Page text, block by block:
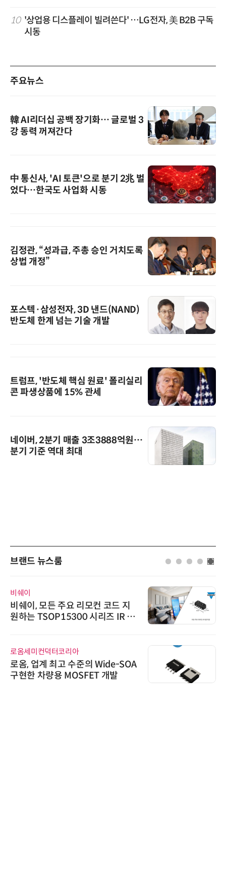
10 '상업용 디스플레이 빌려쓴다' …LG전자, 美 B2B 구독
시동
주요뉴스
韓 AI리더십 공백 장기화… 글로벌 3
강 동력 꺼져간다
中 통신사, 'AI 토큰'으로 분기 2兆 벌
었다…한국도 사업화 시동
김정관, “성과급, 주총 승인 거치도록
상법 개정”
포스텍·삼성전자, 3D 낸드(NAND)
반도체 한계 넘는 기술 개발
트럼프, '반도체 핵심 원료' 폴리실리
콘 파생상품에 15% 관세
네이버, 2분기 매출 3조3888억원…
분기 기준 역대 최대
브랜드 뉴스룸
비쉐이
비쉐이, 모든 주요 리모컨 코드 지
원하는 TSOP15300 시리즈 IR 수
로옴세미컨덕터코리아
로옴, 업계 최고 수준의 Wide-SOA
구현한 차량용 MOSFET 개발